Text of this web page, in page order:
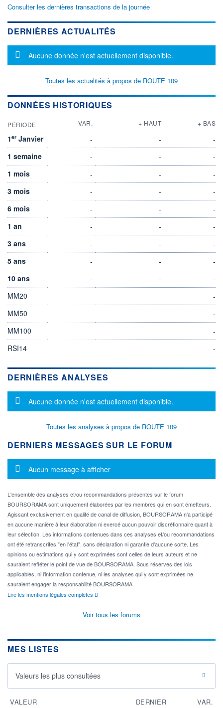
Consulter les dernières transactions de la journée
DERNIÈRES ACTUALITÉS
Message d'information
Aucune donnée n'est actuellement disponible.
Toutes les actualités à propos de ROUTE 109
DONNÉES HISTORIQUES
PÉRIODE VAR. + HAUT + BAS
1er Janvier - -
-
1 semaine
- -
-
1 mois
- -
-
3 mois
- -
-
6 mois
- -
-
1 an
- -
-
3 ans
- -
-
5 ans
- -
-
10 ans
- -
-
MM20
-
MM50
-
MM100
-
RSI14
-
DERNIÈRES ANALYSES
Message d'information
Aucune donnée n'est actuellement disponible.
Toutes les analyses à propos de ROUTE 109
DERNIERS MESSAGES SUR LE FORUM
Message d'information
Aucun message à afficher
L'ensemble des analyses et/ou recommandations présentes sur le forum
BOURSORAMA sont uniquement élaborées par les membres qui en sont émetteurs.
Agissant exclusivement en qualité de canal de diffusion, BOURSORAMA n'a participé
en aucune manière à leur élaboration ni exercé aucun pouvoir discrétionnaire quant à
leur sélection. Les informations contenues dans ces analyses et/ou recommandations
ont été retranscrites "en l'état", sans déclaration ni garantie d'aucune sorte. Les
opinions ou estimations qui y sont exprimées sont celles de leurs auteurs et ne
sauraient refléter le point de vue de BOURSORAMA. Sous réserves des lois
applicables, ni l'information contenue, ni les analyses qui y sont exprimées ne
sauraient engager la responsabilité BOURSORAMA.
Lire les mentions légales complètes
Voir tous les forums
MES LISTES
Valeurs les plus consultées
VALEUR DERNIER VAR.